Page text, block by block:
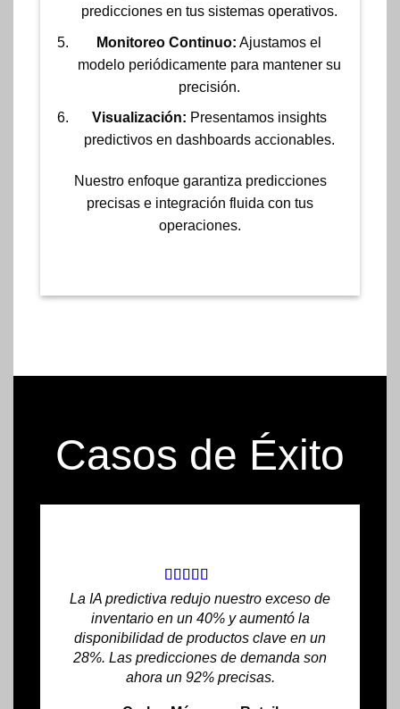
predicciones en tus sistemas operativos.
Monitoreo Continuo: Ajustamos el
modelo periódicamente para mantener su
precisión.
Visualización: Presentamos insights
predictivos en dashboards accionables.
Nuestro enfoque garantiza predicciones
precisas e integración fluida con tus
operaciones.
Casos de Éxito
La IA predictiva redujo nuestro exceso de
inventario en un 40% y aumentó la
disponibilidad de productos clave en un
28%. Las predicciones de demanda son
ahora un 92% precisas.